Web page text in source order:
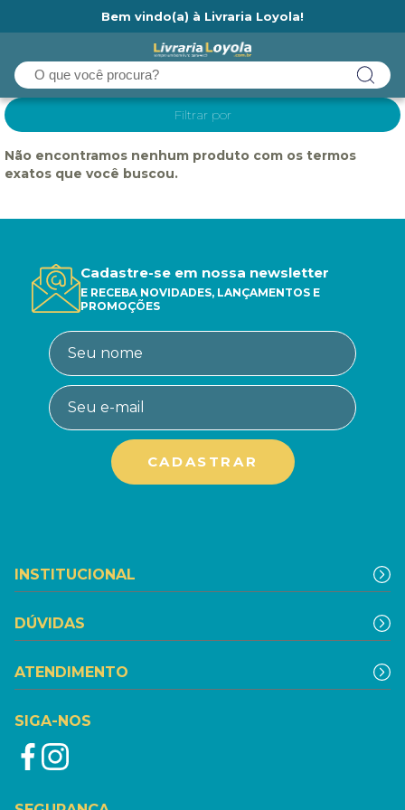
Bem vindo(a) à Livraria Loyola!
Filtrar por
Não encontramos nenhum produto com os termos
exatos que você buscou.
Cadastre-se em nossa newsletter
E RECEBA NOVIDADES, LANÇAMENTOS E
PROMOÇÕES
INSTITUCIONAL
DÚVIDAS
ATENDIMENTO
SIGA-NOS